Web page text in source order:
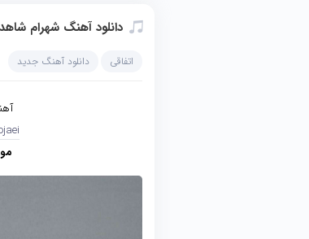
دانلود آهنگ شهرام
اتفاقی دانلود آهنگ جدید